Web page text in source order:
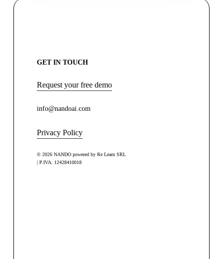
GET IN TOUCH
Request your free demo
info@nandoai.com
Privacy Policy
© 2026 NANDO powered by Re Learn SRL
| P.IVA: 12428410018